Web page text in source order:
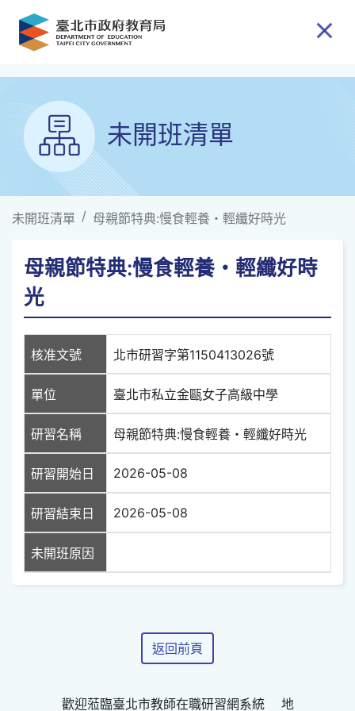
跳到主要內容
未開班清單
未開班清單 母親節特典:慢食輕養・輕纖好時光
母親節特典:慢食輕養・輕纖好時
光
核准文號 北市研習字第1150413026號
單位 臺北市私立金甌女子高級中學
研習名稱 母親節特典:慢食輕養・輕纖好時光
研習開始日 2026-05-08
研習結束日 2026-05-08
未開班原因
返回前頁
歡迎蒞臨臺北市教師在職研習網系統 地